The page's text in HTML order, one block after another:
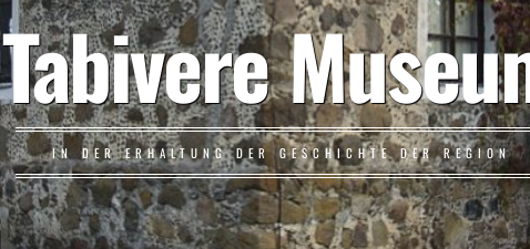
Tabivere
IN DER ERHALTUNG DER GESCHICHTE DER REGION